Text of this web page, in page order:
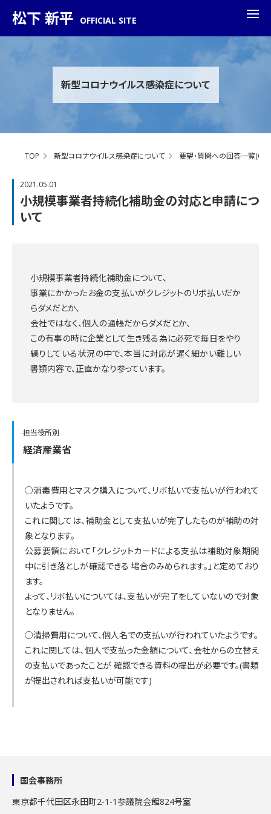
松下 新平 OFFICIAL SITE
新型コロナウイルス感染症について
TOP 新型コロナウイルス感染症について 要望・質問への回答一覧
2021.05.01
小規模事業者持続化補助金の対応と申請につ
いて
小規模事業者持続化補助金について、
事業にかかったお金の支払いがクレジットのリボ払いだか
らダメだとか、
会社ではなく、個人の通帳だからダメだとか、
この有事の時に企業として生き残る為に必死で毎日をやり
繰りしている状況の中で、本当に対応が遅く細かい難しい
書類内容で、正直かなり参っています。
担当役所別
経済産業省
○消毒費用とマスク購入について、リボ払いで支払いが行われて
いたようです。
これに関しては、補助金として支払いが完了したものが補助の対
象となります。
公募要領において「クレジットカードによる支払は補助対象期間
中に引き落としが確認できる 場合のみめられます。」と定めており
ます。
よって、リボ払いについては、支払いが完了をしていないので対象
となりません。
○清掃費用について、個人名での支払いが行われていたようです。
これに関しては、個人で支払った金額について、会社からの立替え
の支払いであったことが 確認できる資料の提出が必要です。(書類
が提出されれば支払いが可能です)
国会事務所
東京都千代田区永田町2-1-1参議院会館824号室